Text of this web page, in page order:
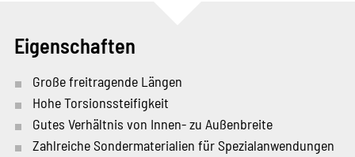
Eigenschaften
Große freitragende Längen
Hohe Torsionssteifigkeit
Gutes Verhältnis von Innen- zu Außenbreite
Zahlreiche Sondermaterialien für Spezialanwendungen